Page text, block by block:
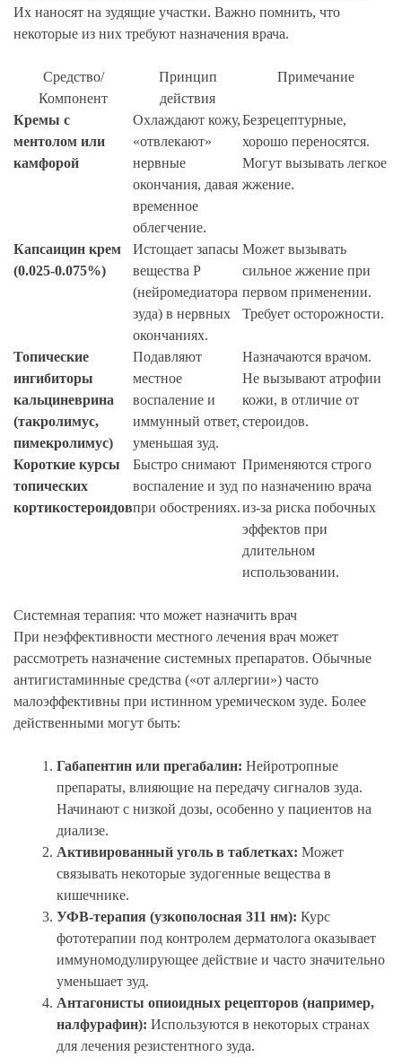
Их наносят на зудящие участки. Важно помнить, что
некоторые из них требуют назначения врача.
Средство/
Компонент
Принцип
действия
Примечание
Кремы с
ментолом или
камфорой
Охлаждают кожу,
«отвлекают»
нервные
окончания, давая
временное
облегчение.
Безрецептурные,
хорошо переносятся.
Могут вызывать легкое
жжение.
Капсаицин крем
(0.025-0.075%)
Истощает запасы
вещества Р
(нейромедиатора
зуда) в нервных
окончаниях.
Может вызывать
сильное жжение при
первом применении.
Требует осторожности.
Топические
ингибиторы
кальциневрина
(такролимус,
пимекролимус)
Подавляют
местное
воспаление и
иммунный ответ,
уменьшая зуд.
Назначаются врачом.
Не вызывают атрофии
кожи, в отличие от
стероидов.
Короткие курсы
топических
кортикостероидов
Быстро снимают
воспаление и зуд
при обострениях.
Применяются строго
по назначению врача
из-за риска побочных
эффектов при
длительном
использовании.
Системная терапия: что может назначить врач
При неэффективности местного лечения врач может
рассмотреть назначение системных препаратов. Обычные
антигистаминные средства («от аллергии») часто
малоэффективны при истинном уремическом зуде. Более
действенными могут быть:
Габапентин или прегабалин: Нейротропные
препараты, влияющие на передачу сигналов зуда.
Начинают с низкой дозы, особенно у пациентов на
диализе.
Активированный уголь в таблетках: Может
связывать некоторые зудогенные вещества в
кишечнике.
УФВ-терапия (узкополосная 311 нм): Курс
фототерапии под контролем дерматолога оказывает
иммуномодулирующее действие и часто значительно
уменьшает зуд.
Антагонисты опиоидных рецепторов (например,
налфурафин): Используются в некоторых странах
для лечения резистентного зуда.